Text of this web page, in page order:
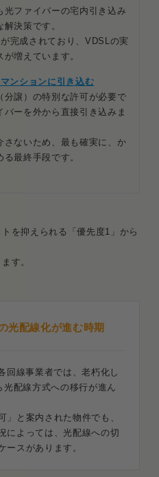
光ファイバーの宅内引き込み
決策です。
完成されており、VDSLの実
増えています。
ンションに引き込む
分譲）の特別な許可が必要で
ーを外から直接引き込みま
さないため、最も確実に、か
最終手段です。
を抑えられる「優先度1」から
す。
光配線化が進む時期
回線事業者では、老朽化し
配線方式への移行が進ん
」と案内された物件でも、
によっては、光配線への切
ースがあります。